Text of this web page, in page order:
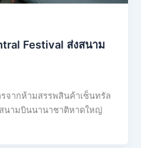
Festival ส่งสนาม
จากห้ามสรรพสินค้าเซ็นทรัล
สนามบินนานาชาติหาดใหญ่